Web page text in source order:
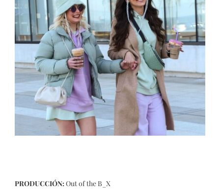
PRODUCCIÓN:Out of the B_X